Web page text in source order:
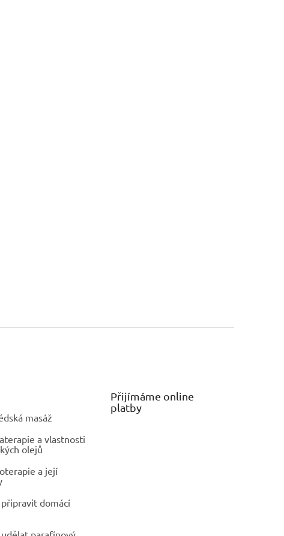
masáž
a vlastnosti
olejů
a její
domácí
Přijímáme online
platby